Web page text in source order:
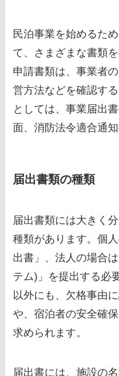
民泊事業を始めるた
て、さまざまな書類
申請書類は、事業者
営方法などを確認す
としては、事業届出
面、消防法令適合通
届出書類の種類
届出書類には大きく
種類があります。個
出書」、法人の場合
テム)」を提出する必
以外にも、欠格事由
や、宿泊者の安全確
求められます。
届出書には、施設の